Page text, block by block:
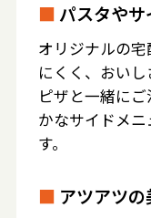
■ パスタや
オリジナルの
にくく、おいし
ピザと一緒に
かなサイドメ
す。
■ アツアツ